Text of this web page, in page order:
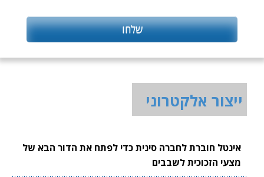
ייצור אלקטרוני
אינטל חוברת לחברה סינית כדי לפתח את הדור הבא של
מצעי הזכוכית לשבבים